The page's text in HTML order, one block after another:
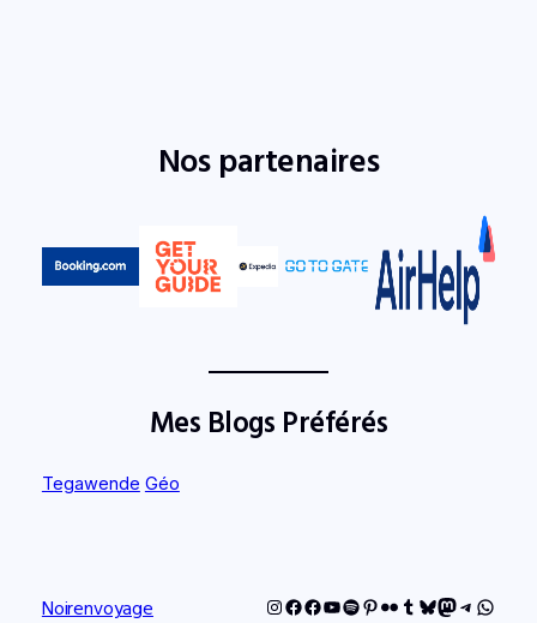
Nos partenaires
Mes Blogs Préférés
Tegawende Géo
Noirenvoyage Instagram
Facebook
Facebook
YouTube
Spotify
Pinterest
FlickrTumblr
Bluesky
Mastodon
Telegram